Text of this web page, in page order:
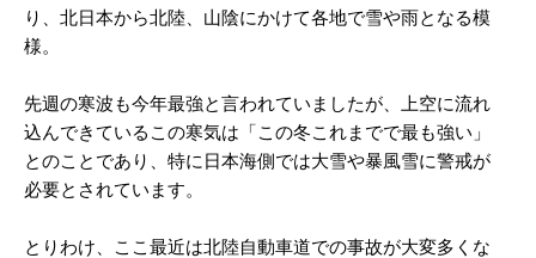
り、北日本から北陸、山陰にかけて各地で雪や雨となる模
様。
先週の寒波も今年最強と言われていましたが、上空に流れ
込んできているこの寒気は「この冬これまでで最も強い」
とのことであり、特に日本海側では大雪や暴風雪に警戒が
必要とされています。
とりわけ、ここ最近は北陸自動車道での事故が大変多くな